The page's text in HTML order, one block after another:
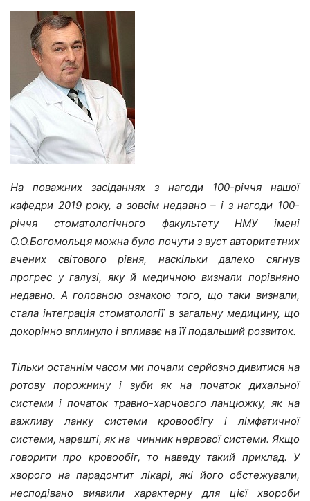
На поважних засіданнях з нагоди 100-річчя нашої
кафедри 2019 року, а зовсім недавно – і з нагоди 100-
річчя стоматологічного факультету НМУ імені
О.О.Богомольця можна було почути з вуст авторитетних
вчених світового рівня, наскільки далеко сягнув
прогрес у галузі, яку й медичною визнали порівняно
недавно. А головною ознакою того, що таки визнали,
стала інтеграція стоматології в загальну медицину, що
докорінно вплинуло і впливає на її подальший розвиток.
Тільки останнім часом ми почали серйозно дивитися на
ротову порожнину і зуби як на початок дихальної
системи і початок травно-харчового ланцюжку, як на
важливу ланку системи кровообігу і лімфатичної
системи, нарешті, як на чинник нервової системи. Якщо
говорити про кровообіг, то наведу такий приклад. У
хворого на парадонтит лікарі, які його обстежували,
несподівано виявили характерну для цієї хвороби